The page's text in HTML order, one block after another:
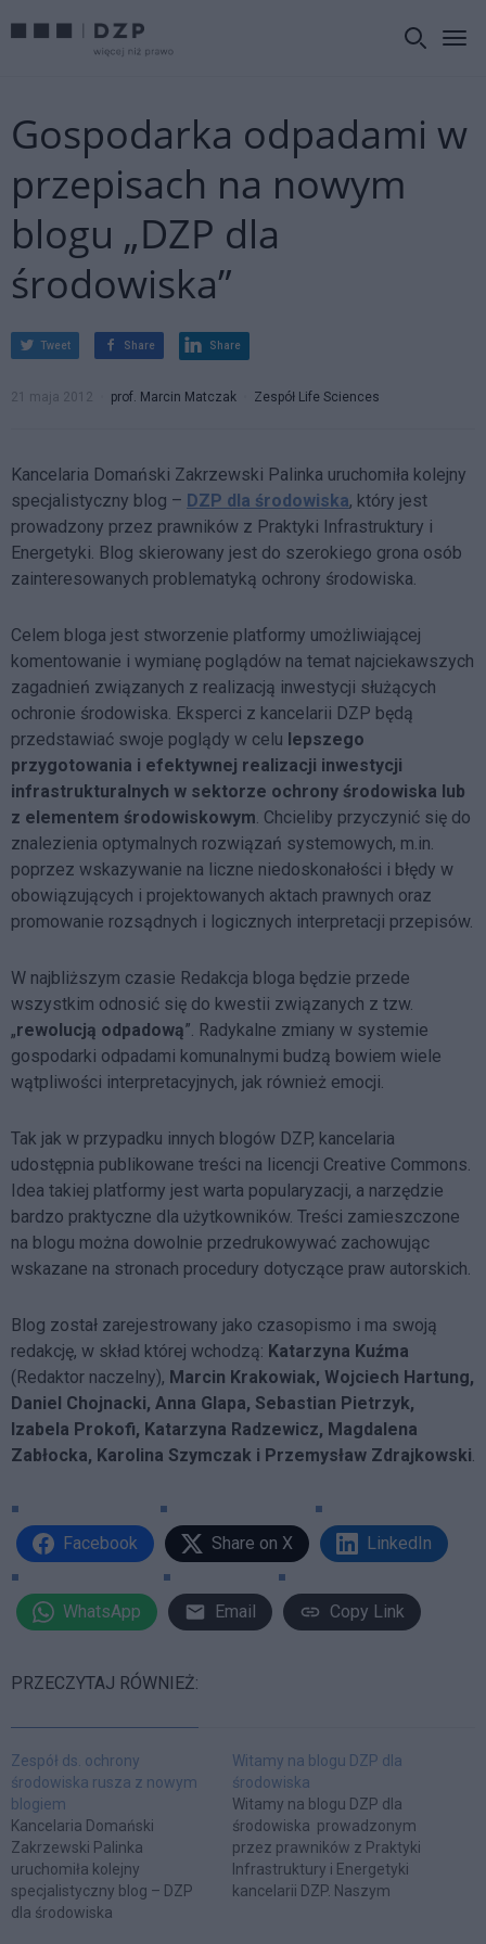
Gospodarka odpadami w
przepisach na nowym
blogu „DZP dla
środowiska”
Tweet Share Share
21 maja 2012 prof. Marcin Matczak Zespół Life Sciences
Kancelaria Domański Zakrzewski Palinka uruchomiła kolejny
specjalistyczny blog – DZP dla środowiska, który jest
prowadzony przez prawników z Praktyki Infrastruktury i
Energetyki. Blog skierowany jest do szerokiego grona osób
zainteresowanych problematyką ochrony środowiska.
Celem bloga jest stworzenie platformy umożliwiającej
komentowanie i wymianę poglądów na temat najciekawszych
zagadnień związanych z realizacją inwestycji służących
ochronie środowiska. Eksperci z kancelarii DZP będą
przedstawiać swoje poglądy w celu lepszego
przygotowania i efektywnej realizacji inwestycji
infrastrukturalnych w sektorze ochrony środowiska lub
z elementem środowiskowym. Chcieliby przyczynić się do
znalezienia optymalnych rozwiązań systemowych, m.in.
poprzez wskazywanie na liczne niedoskonałości i błędy w
obowiązujących i projektowanych aktach prawnych oraz
promowanie rozsądnych i logicznych interpretacji przepisów.
W najbliższym czasie Redakcja bloga będzie przede
wszystkim odnosić się do kwestii związanych z tzw.
„rewolucją odpadową”. Radykalne zmiany w systemie
gospodarki odpadami komunalnymi budzą bowiem wiele
wątpliwości interpretacyjnych, jak również emocji.
Tak jak w przypadku innych blogów DZP, kancelaria
udostępnia publikowane treści na licencji Creative Commons.
Idea takiej platformy jest warta popularyzacji, a narzędzie
bardzo praktyczne dla użytkowników. Treści zamieszczone
na blogu można dowolnie przedrukowywać zachowując
wskazane na stronach procedury dotyczące praw autorskich.
Blog został zarejestrowany jako czasopismo i ma swoją
redakcję, w skład której wchodzą: Katarzyna Kuźma
(Redaktor naczelny), Marcin Krakowiak, Wojciech Hartung,
Daniel Chojnacki, Anna Glapa, Sebastian Pietrzyk,
Izabela Prokofi, Katarzyna Radzewicz, Magdalena
Zabłocka, Karolina Szymczak i Przemysław Zdrajkowski.
Facebook Share on X LinkedIn
WhatsApp Email Copy Link
PRZECZYTAJ RÓWNIEŻ:
Zespół ds. ochrony
środowiska rusza z nowym
blogiem
Kancelaria Domański
Zakrzewski Palinka
uruchomiła kolejny
specjalistyczny blog – DZP
dla środowiska
Witamy na blogu DZP dla
środowiska
Witamy na blogu DZP dla
środowiska prowadzonym
przez prawników z Praktyki
Infrastruktury i Energetyki
kancelarii DZP. Naszym